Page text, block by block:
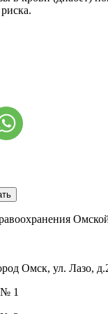
Омск, ул. Лазо,
1